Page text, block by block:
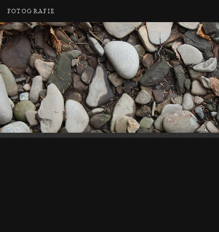
FOTOGRAFIE